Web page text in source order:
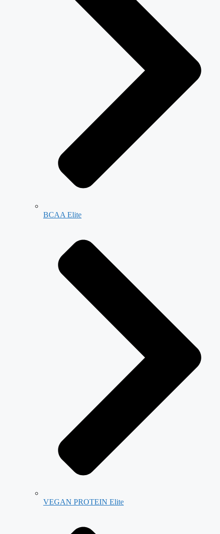
BCAA Elite
VEGAN PROTEIN Elite